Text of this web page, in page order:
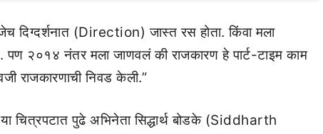
दिग्दर्शनात (Direction) जास्त रस होता. किंवा मला
पण २०१४ नंतर मला जाणवलं की राजकारण हे पार्ट-टाइम काम
राजकारणाची निवड केली.”
या चित्रपटात पुढे अभिनेता सिद्धार्थ बोडके (Siddharth